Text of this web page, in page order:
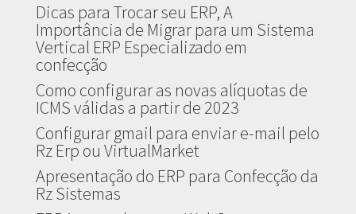
Dicas para Trocar seu ERP, A
Importância de Migrar para um Sistema
Vertical ERP Especializado em
confecção
Como configurar as novas alíquotas de
ICMS válidas a partir de 2023
Configurar gmail para enviar e-mail pelo
Rz Erp ou VirtualMarket
Apresentação do ERP para Confecção da
Rz Sistemas